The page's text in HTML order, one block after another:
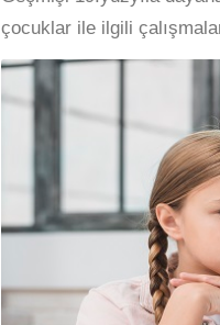
çocuklar ile ilgili